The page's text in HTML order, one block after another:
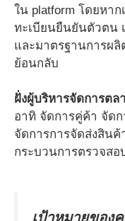
ใน platform โดยหา
ทะเบียนยืนยันตัวตน
และมาตรฐานการผลิ
ย้อนกลับ
ฝั่งผู้บริหารจัดการตล
อาทิ จัดการคู่ค้า จัด
จัดการการจัดส่งสินค้
กระบวนการตรวจสอ
เป้าหมายของ